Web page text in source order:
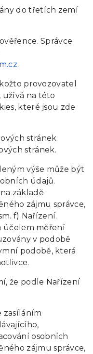
do třetích zemí
Správce
.
provozovatel
užívá na této
které jsou zde
stránek
stránek.
výše může být
údajů.
základě
zájmu správce,
f) Nařízení.
účelem měření
v podobě
podobě, která
že podle Nařízení
zasíláním
osobních
zájmu správce,